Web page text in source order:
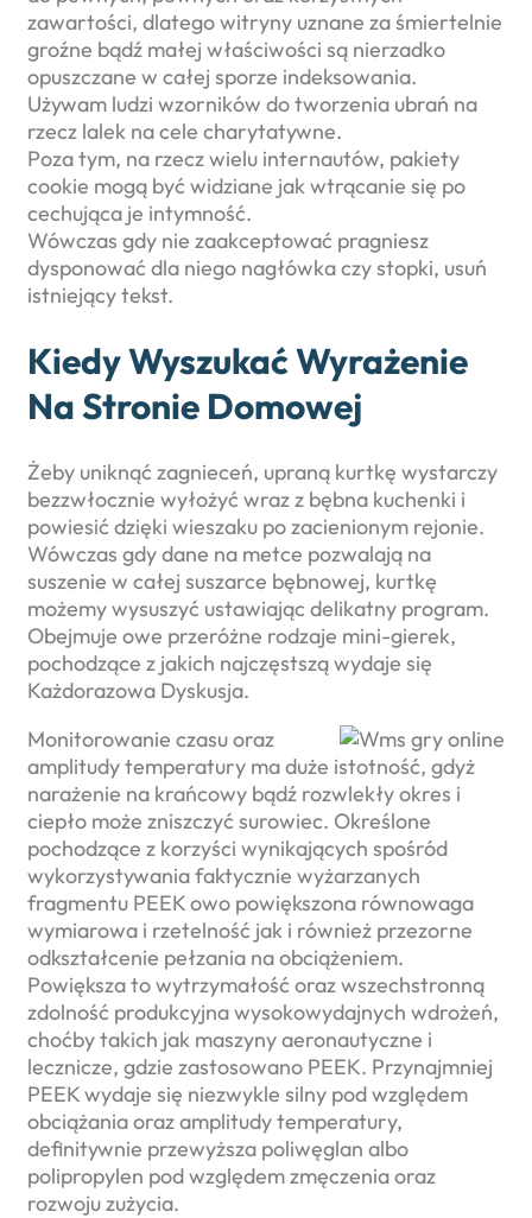
zawartości, dlatego witryny uznane za śmiertelnie
groźne bądź małej właściwości są nierzadko
opuszczane w całej sporze indeksowania.
Używam ludzi wzorników do tworzenia ubrań na
rzecz lalek na cele charytatywne.
Poza tym, na rzecz wielu internautów, pakiety
cookie mogą być widziane jak wtrącanie się po
cechująca je intymność.
Wówczas gdy nie zaakceptować pragniesz
dysponować dla niego nagłówka czy stopki, usuń
istniejący tekst.
Kiedy Wyszukać Wyrażenie
Na Stronie Domowej
Żeby uniknąć zagnieceń, upraną kurtkę wystarczy
bezzwłocznie wyłożyć wraz z bębna kuchenki i
powiesić dzięki wieszaku po zacienionym rejonie.
Wówczas gdy dane na metce pozwalają na
suszenie w całej suszarce bębnowej, kurtkę
możemy wysuszyć ustawiając delikatny program.
Obejmuje owe przeróżne rodzaje mini-gierek,
pochodzące z jakich najczęstszą wydaje się
Każdorazowa Dyskusja.
Monitorowanie czasu oraz
amplitudy temperatury ma duże istotność, gdyż
narażenie na krańcowy bądź rozwlekły okres i
ciepło może zniszczyć surowiec. Określone
pochodzące z korzyści wynikających spośród
wykorzystywania faktycznie wyżarzanych
fragmentu PEEK owo powiększona równowaga
wymiarowa i rzetelność jak i również przezorne
odkształcenie pełzania na obciążeniem.
Powiększa to wytrzymałość oraz wszechstronną
zdolność produkcyjna wysokowydajnych wdrożeń,
choćby takich jak maszyny aeronautyczne i
lecznicze, gdzie zastosowano PEEK. Przynajmniej
PEEK wydaje się niezwykle silny pod względem
obciążania oraz amplitudy temperatury,
definitywnie przewyższa poliwęglan albo
polipropylen pod względem zmęczenia oraz
rozwoju zużycia.